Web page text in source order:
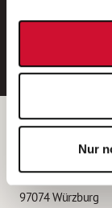
Nur
Betreiber der
Garitz
Kantstraße 45a
97074 Würzburg